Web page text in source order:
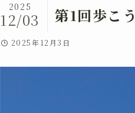
第1回歩こ
2025
12/03
2025年12月3日